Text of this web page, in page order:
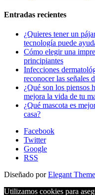
Entradas recientes
¿Quieres tener un
tecnología puede
Cómo elegir una
principiantes
Infecciones
reconocer las señales
¿Qué son los piensos
mejora la vida de tu
¿Qué mascota es
casa?
Facebook
Twitter
Google
RSS
Diseñado porElegant
Utilizamos cookies para